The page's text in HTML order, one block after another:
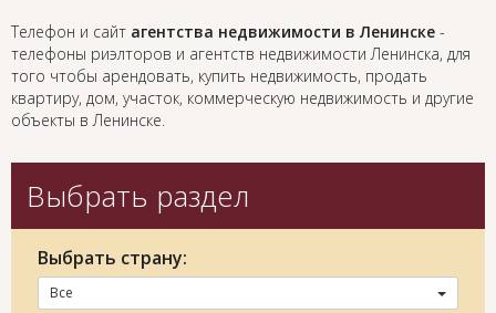
Телефон и сайт агентства недвижимости в Ленинске -
телефоны риэлторов и агентств недвижимости Ленинска, для
того чтобы арендовать, купить недвижимость, продать
квартиру, дом, участок, коммерческую недвижимость и другие
объекты в Ленинске.
Выбрать раздел
Выбрать страну:
Все